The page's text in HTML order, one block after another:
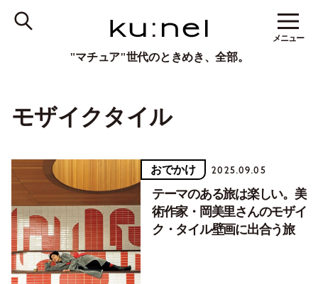
"マチュア"世代のときめき、全部。
メニュー
モザイクタイル
おでかけ 2025.09.05
テーマのある旅は楽しい。美
術作家・岡美里さんのモザイ
ク・タイル壁画に出合う旅